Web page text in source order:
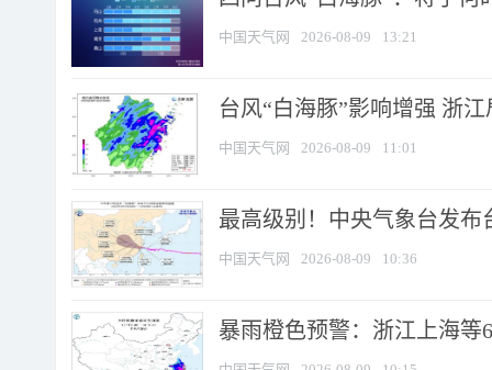
中国天气网 2026-08-09 13:21
台风“白海豚”影响增强 浙
中国天气网 2026-08-09 11:01
最高级别！中央气象台发布
中国天气网 2026-08-09 10:36
暴雨橙色预警：浙江上海等